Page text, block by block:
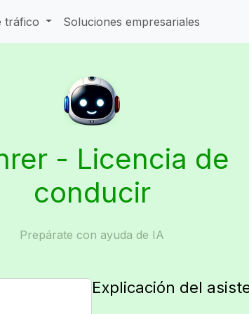
tráfico Soluciones empresariales
- Licencia de
conducir
Prepárate con ayuda de IA
Explicación del